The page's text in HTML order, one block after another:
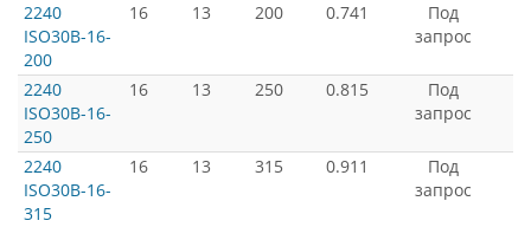
2240
ISO30B-16-
200
16 13 200 0.741
Под
запрос
2240
ISO30B-16-
250
16 13 250 0.815
Под
запрос
2240
ISO30B-16-
315
16 13 315 0.911
Под
запрос